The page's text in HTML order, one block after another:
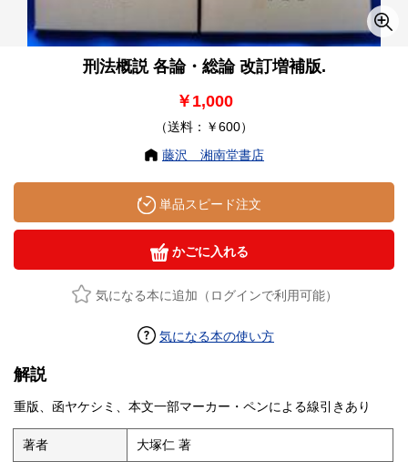
刑法概説 各論・総論 改訂増補版.
￥1,000
（送料：￥600）
藤沢 湘南堂書店
単品スピード注文
かごに入れる
気になる本に追加（ログインで利用可能）
気になる本の使い方
解説
重版、函ヤケシミ、本文一部マーカー・ペンによる線引きあり
著者 大塚仁 著